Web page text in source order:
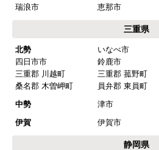
瑞浪市
恵那市
三重県
北勢 いなべ市
四日市市
鈴鹿市
三重郡 川越町
三重郡 菰野町
桑名郡 木曽岬町
員弁郡 東員町
中勢
津市
伊賀
伊賀市
静岡県